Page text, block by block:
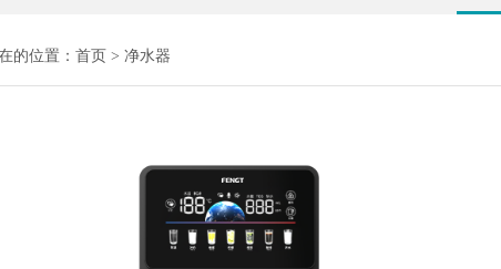
的位置： 首页 > 净水器